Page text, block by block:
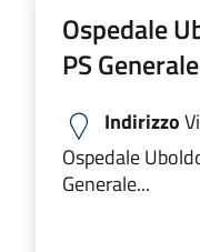
Ospedale
PS Generale
Indirizzo
Ospedale
Generale...